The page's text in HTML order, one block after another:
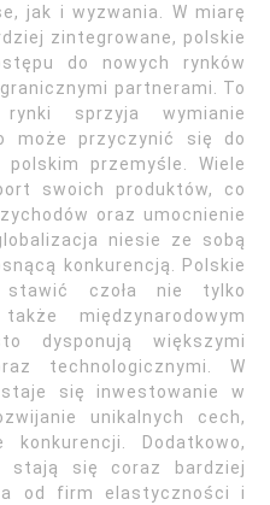
jak i wyzwania. W miarę
zintegrowane, polskie
do nowych rynków
partnerami. To
sprzyja wymianie
może przyczynić się do
przemyśle. Wiele
swoich produktów, co
oraz umocnienie
niesie ze sobą
konkurencją. Polskie
stawić czoła nie tylko
międzynarodowym
dysponują większymi
technologicznymi. W
się inwestowanie w
unikalnych cech,
Dodatkowo,
stają się coraz bardziej
od firm elastyczności i